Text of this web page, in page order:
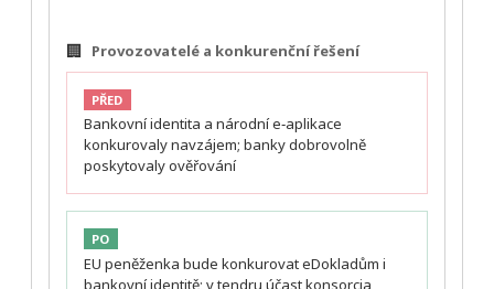
🏢 Provozovatelé a konkurenční řešení
PŘED
Bankovní identita a národní e‑aplikace
konkurovaly navzájem; banky dobrovolně
poskytovaly ověřování
PO
EU peněženka bude konkurovat eDokladům i
bankovní identitě; v tendru účast konsorcia